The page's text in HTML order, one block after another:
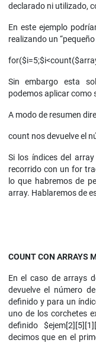
declarado ni utilizado,
En este ejemplo
realizando un “pequeño
Sin embargo esta
podemos aplicar como
A modo de resumen
count nos devuelve el
Si los índices del
recorrido con un for
lo que habremos de
array. Hablaremos de
COUNT CON ARRAYS
En el caso de arrays
devuelve el número
definido y para un
uno de los corchetes
definido
decimos que en el